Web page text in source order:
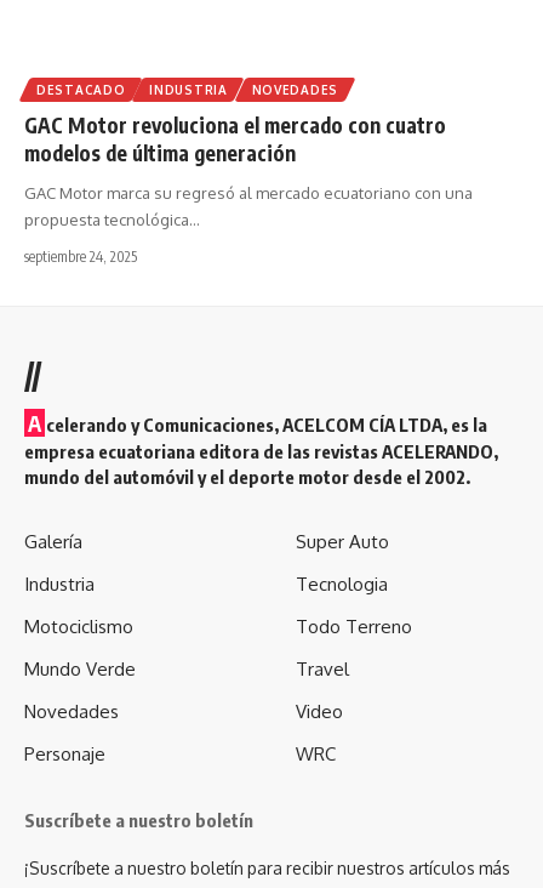
DESTACADO INDUSTRIA NOVEDADES
GAC Motor revoluciona el mercado con cuatro
modelos de última generación
GAC Motor marca su regresó al mercado ecuatoriano con una
propuesta tecnológica…
septiembre 24, 2025
//
A celerando y Comunicaciones, ACELCOM CÍA LTDA, es la
empresa ecuatoriana editora de las revistas ACELERANDO,
mundo del automóvil y el deporte motor desde el 2002.
Galería
Industria
Motociclismo
Mundo Verde
Novedades
Personaje
Super Auto
Tecnologia
Todo Terreno
Travel
Video
WRC
Suscríbete a nuestro boletín
¡Suscríbete a nuestro boletín para recibir nuestros artículos más